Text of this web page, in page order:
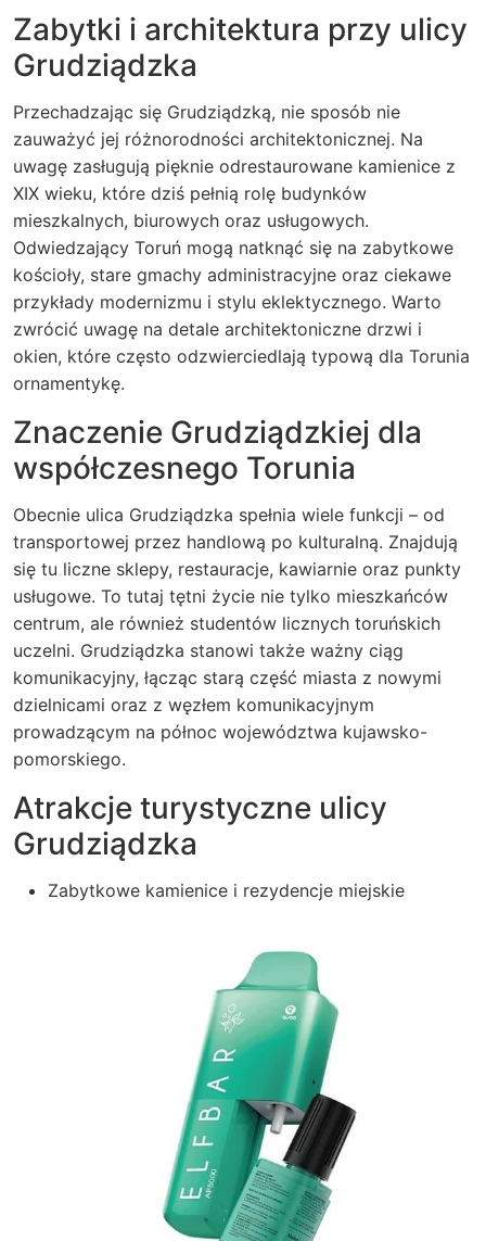
Zabytki i architektura przy ulicy
Grudziądzka
Przechadzając się Grudziądzką, nie sposób nie
zauważyć jej różnorodności architektonicznej. Na
uwagę zasługują pięknie odrestaurowane kamienice z
XIX wieku, które dziś pełnią rolę budynków
mieszkalnych, biurowych oraz usługowych.
Odwiedzający Toruń mogą natknąć się na zabytkowe
kościoły, stare gmachy administracyjne oraz ciekawe
przykłady modernizmu i stylu eklektycznego. Warto
zwrócić uwagę na detale architektoniczne drzwi i
okien, które często odzwierciedlają typową dla Torunia
ornamentykę.
Znaczenie Grudziądzkiej dla
współczesnego Torunia
Obecnie ulica Grudziądzka spełnia wiele funkcji – od
transportowej przez handlową po kulturalną. Znajdują
się tu liczne sklepy, restauracje, kawiarnie oraz punkty
usługowe. To tutaj tętni życie nie tylko mieszkańców
centrum, ale również studentów licznych toruńskich
uczelni. Grudziądzka stanowi także ważny ciąg
komunikacyjny, łącząc starą część miasta z nowymi
dzielnicami oraz z węzłem komunikacyjnym
prowadzącym na północ województwa kujawsko-
pomorskiego.
Atrakcje turystyczne ulicy
Grudziądzka
Zabytkowe kamienice i rezydencje miejskie